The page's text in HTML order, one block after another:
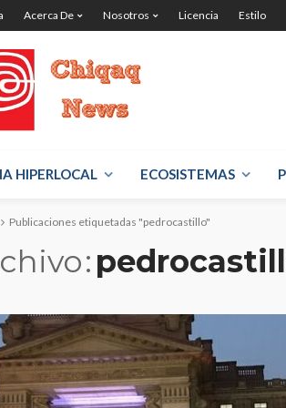
Acerca De Nosotros Licencia Estilo
HIPERLOCAL ECOSISTEMAS
Publicaciones etiquetadas "pedrocastillo"